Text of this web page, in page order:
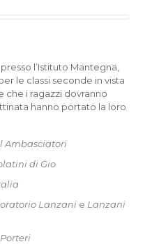
l’Istituto Mantegna,
le classi seconde in vista
che i ragazzi dovranno
hanno portato la loro
Ambasciatori
di Gio
Lanzanie Lanzani